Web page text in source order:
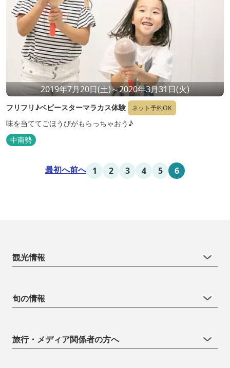
2019年7月20日(土)～2020年3月31日(火)
フリフリ♪ベビースターマラカス体験 ネット予約OK
味を当ててごほうびがもらっちゃおう♪
中南勢
最初へ前へ 1 2 3 4 5 6
観光情報
旬の情報
旅行・メディア関係者の方へ